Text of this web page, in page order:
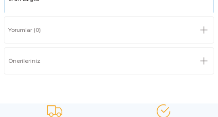
Yorumlar (0)
Önerileriniz